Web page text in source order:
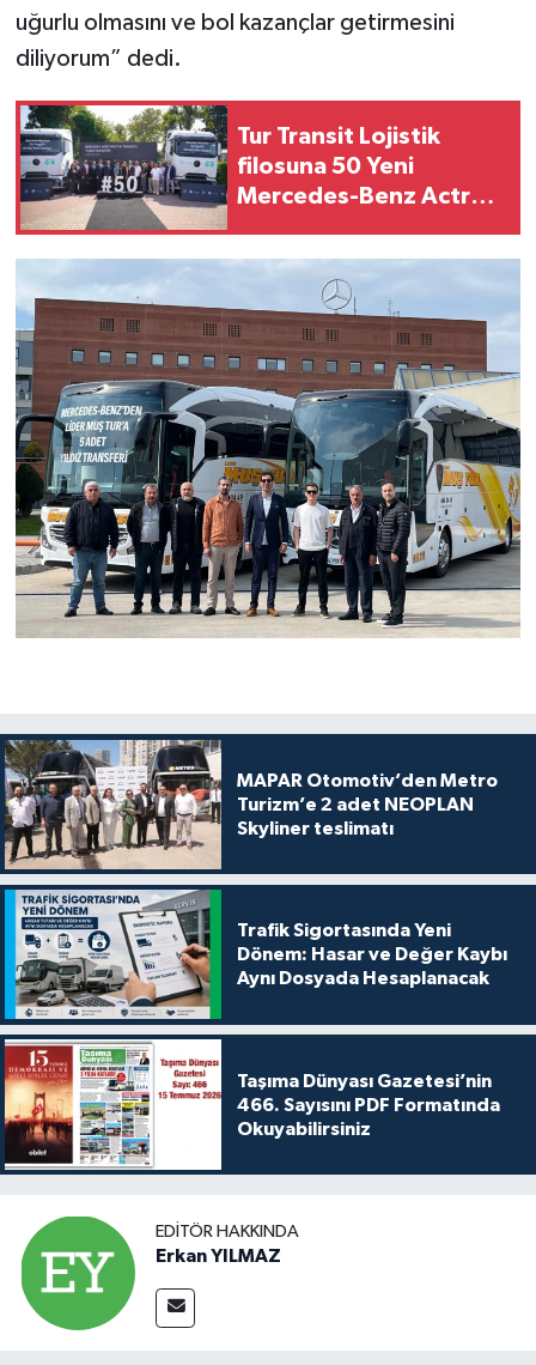
uğurlu olmasını ve bol kazançlar getirmesini
diliyorum” dedi.
Tur Transit Lojistik
filosuna 50 Yeni
Mercedes-Benz Actros
MAPAR Otomotiv’den Metro
Turizm’e 2 adet NEOPLAN
Skyliner teslimatı
Trafik Sigortasında Yeni
Dönem: Hasar ve Değer Kaybı
Aynı Dosyada Hesaplanacak
Taşıma Dünyası Gazetesi’nin
466. Sayısını PDF Formatında
Okuyabilirsiniz
EDITÖR HAKKINDA
Erkan YILMAZ